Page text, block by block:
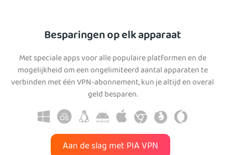
Besparingen op elk apparaat
Met speciale apps voor alle populaire platformen en de
mogelijkheid om een ongelimiteerd aantal apparaten te
verbinden met één VPN-abonnement, kun je altijd en overal
geld besparen.
Aan de slag met PIA VPN